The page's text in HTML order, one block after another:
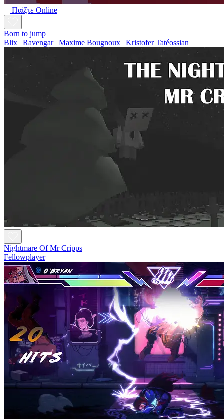
Παίξτε Online
Born to jump
Blix | Ravengar | Maxime Bougnoux | Kristofer Tatéossian
Nightmare Of Mr Cripps
Fellowplayer